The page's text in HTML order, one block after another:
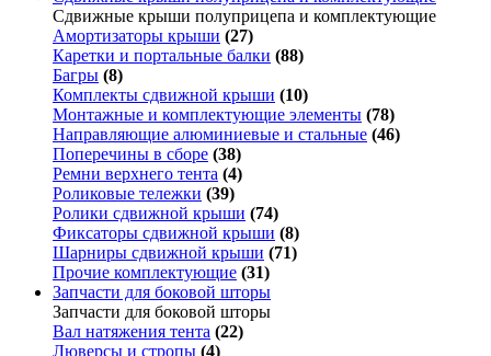
Сдвижные крыши полуприцепа и комплектующие
Амортизаторы крыши (27)
Каретки и портальные балки (88)
Багры (8)
Комплекты сдвижной крыши (10)
Монтажные и комплектующие элементы (78)
Направляющие алюминиевые и стальные (46)
Поперечины в сборе (38)
Ремни верхнего тента (4)
Роликовые тележки (39)
Ролики сдвижной крыши (74)
Фиксаторы сдвижной крыши (8)
Шарниры сдвижной крыши (71)
Прочие комплектующие (31)
Запчасти для боковой шторы
Запчасти для боковой шторы
Вал натяжения тента (22)
Люверсы и стропы (4)